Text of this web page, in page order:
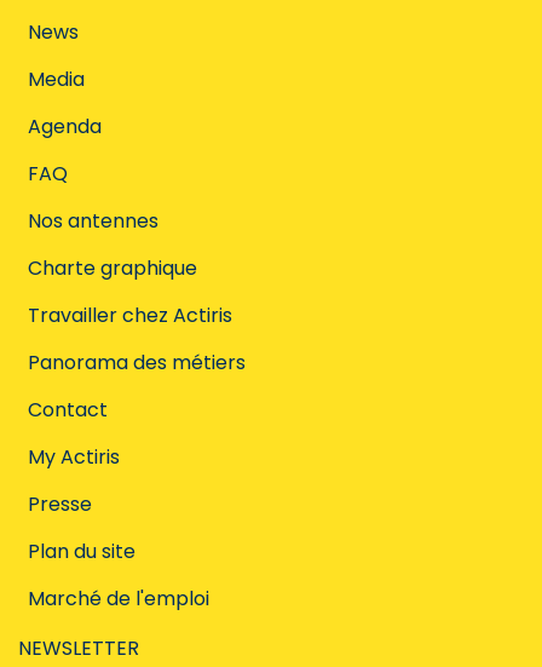
News
Media
Agenda
FAQ
Nos antennes
Charte graphique
Travailler chez Actiris
Panorama des métiers
Contact
My Actiris
Presse
Plan du site
Marché de l'emploi
NEWSLETTER